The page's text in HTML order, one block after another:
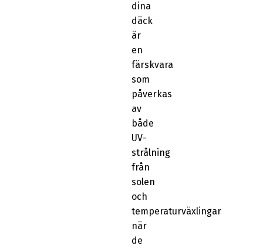
dina
däck
är
en
färskvara
som
påverkas
av
både
UV-
strålning
från
solen
och
temperaturväxlingar
när
de